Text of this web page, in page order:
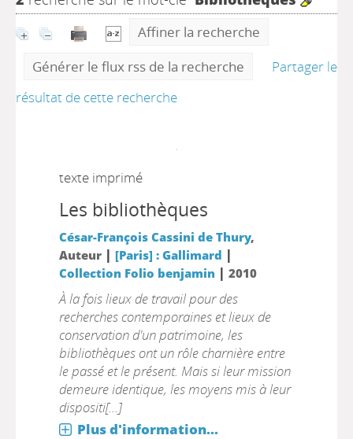
Affiner la recherche
Générer le flux rss de la recherche
Partager le
résultat de cette recherche
texte imprimé
Les bibliothèques
César-François Cassini de Thury,
Auteur | [Paris] : Gallimard |
Collection Folio benjamin | 2010
À la fois lieux de travail pour des
recherches contemporaines et lieux de
conservation d'un patrimoine, les
bibliothèques ont un rôle charnière entre
le passé et le présent. Mais si leur mission
demeure identique, les moyens mis à leur
dispositi[...]
Plus d'information...